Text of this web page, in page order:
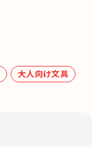
大人向け文具